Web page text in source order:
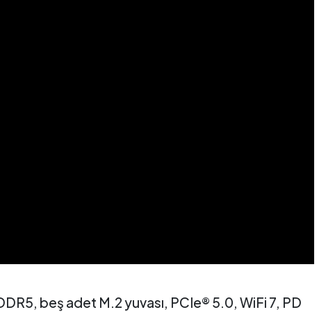
beş adet M.2 yuvası, PCIe® 5.0, WiFi 7, PD